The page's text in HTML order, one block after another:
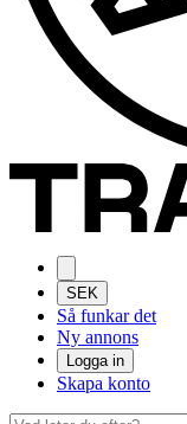
SEK
Så funkar det
Ny annons
Logga in
Skapa konto